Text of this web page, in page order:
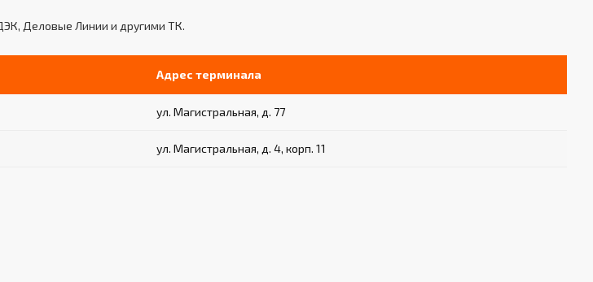
Деловые Линии и другими ТК.
Адрес терминала
ул. Магистральная, д. 77
ул. Магистральная, д. 4, корп. 11